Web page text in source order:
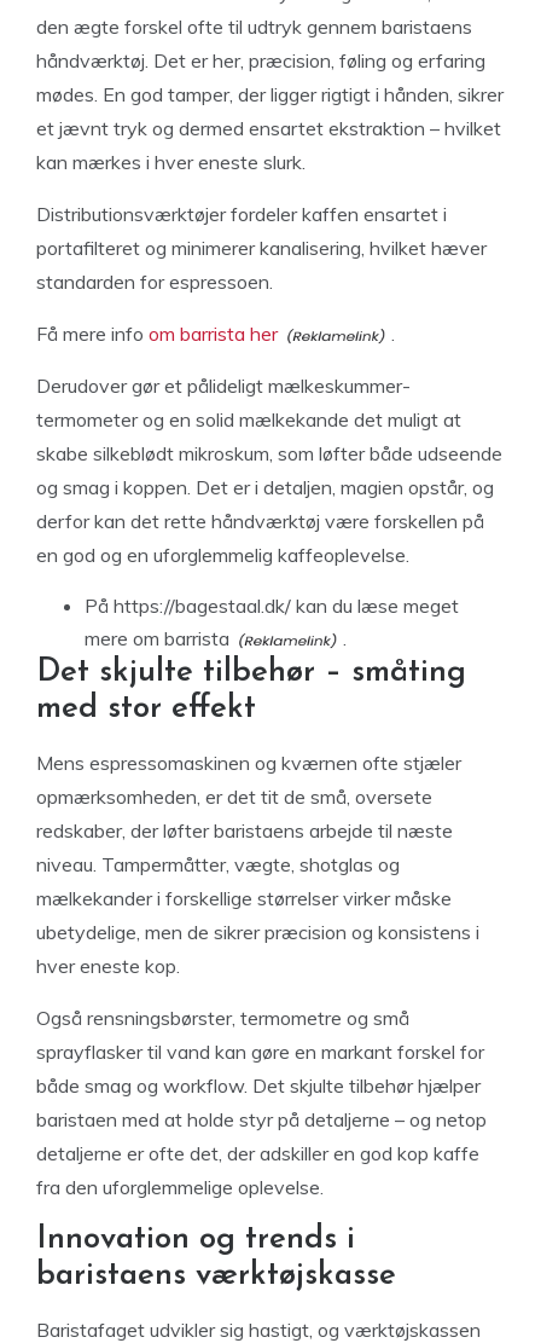
den ægte forskel ofte til udtryk gennem baristaens
håndværktøj. Det er her, præcision, føling og erfaring
mødes. En god tamper, der ligger rigtigt i hånden, sikrer
et jævnt tryk og dermed ensartet ekstraktion – hvilket
kan mærkes i hver eneste slurk.
Distributionsværktøjer fordeler kaffen ensartet i
portafilteret og minimerer kanalisering, hvilket hæver
standarden for espressoen.
Få mere info om barrista her .
Derudover gør et pålideligt mælkeskummer-
termometer og en solid mælkekande det muligt at
skabe silkeblødt mikroskum, som løfter både udseende
og smag i koppen. Det er i detaljen, magien opstår, og
derfor kan det rette håndværktøj være forskellen på
en god og en uforglemmelig kaffeoplevelse.
På https://bagestaal.dk/ kan du læse meget
mere om barrista
.
Det skjulte tilbehør – småting
med stor effekt
Mens espressomaskinen og kværnen ofte stjæler
opmærksomheden, er det tit de små, oversete
redskaber, der løfter baristaens arbejde til næste
niveau. Tampermåtter, vægte, shotglas og
mælkekander i forskellige størrelser virker måske
ubetydelige, men de sikrer præcision og konsistens i
hver eneste kop.
Også rensningsbørster, termometre og små
sprayflasker til vand kan gøre en markant forskel for
både smag og workflow. Det skjulte tilbehør hjælper
baristaen med at holde styr på detaljerne – og netop
detaljerne er ofte det, der adskiller en god kop kaffe
fra den uforglemmelige oplevelse.
Innovation og trends i
baristaens værktøjskasse
Baristafaget udvikler sig hastigt, og værktøjskassen